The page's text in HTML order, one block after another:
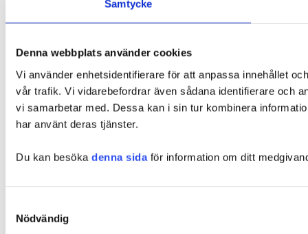
Samtycke
Denna webbplats använder cookies
Vi använder enhetsidentifierare för att anpassa innehållet
vår trafik. Vi vidarebefordrar även sådana identifierare och
vi samarbetar med. Dessa kan i sin tur kombinera
har använt deras tjänster.
Du kan besöka denna sida för information om ditt
Nödvändig